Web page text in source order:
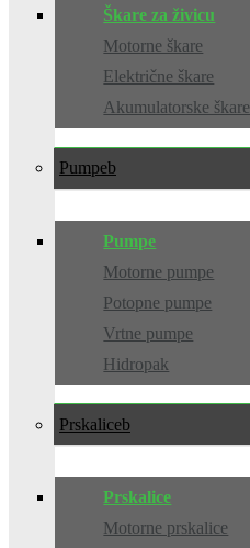
Škare za živicu
Motorne škare
Električne škare
Akumulatorske škare
Pumpe
Pumpe
Motorne pumpe
Potopne pumpe
Vrtne pumpe
Hidropak
Prskalice
Prskalice
Motorne prskalice